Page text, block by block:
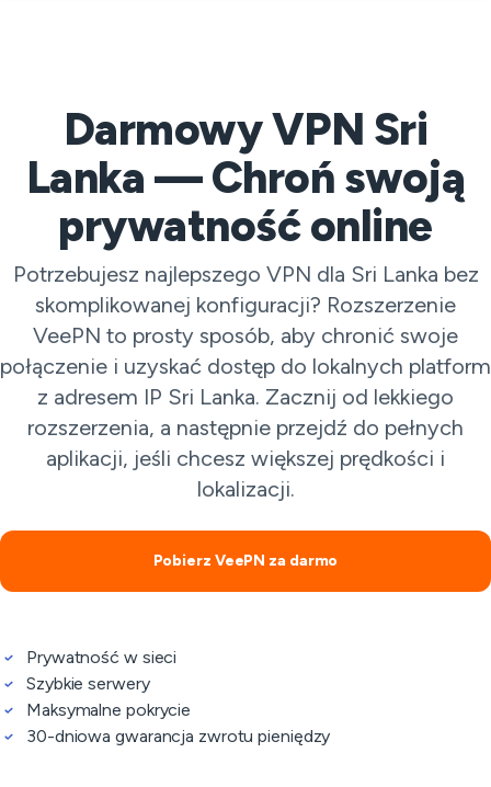
Darmowy VPN Sri
Lanka — Chroń swoją
prywatność online
Potrzebujesz najlepszego VPN dla Sri Lanka bez
skomplikowanej konfiguracji? Rozszerzenie
VeePN to prosty sposób, aby chronić swoje
połączenie i uzyskać dostęp do lokalnych platform
z adresem IP Sri Lanka. Zacznij od lekkiego
rozszerzenia, a następnie przejdź do pełnych
aplikacji, jeśli chcesz większej prędkości i
lokalizacji.
Pobierz VeePN za darmo
Prywatność w sieci
Szybkie serwery
Maksymalne pokrycie
30-dniowa gwarancja zwrotu pieniędzy